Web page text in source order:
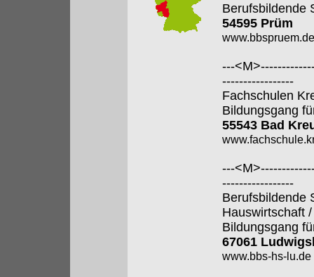
Berufsbildende
54595 Prüm
www.bbspruem.de
---
-----------------
Fachschulen
Bildungsgang
55543 Bad
---
-----------------
Berufsbildende
Hauswirtschaft
Bildungsgang
67061
www.bbs-hs-lu.de